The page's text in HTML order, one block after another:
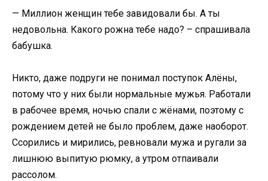
— Миллион женщин тебе завидовали бы. А ты
недовольна. Какого рожна тебе надо? – спрашивала
бабушка.
Никто, даже подруги не понимал поступок Алёны,
потому что у них были нормальные мужья. Работали
в рабочее время, ночью спали с жёнами, поэтому с
рождением детей не было проблем, даже наоборот.
Ссорились и мирились, ревновали мужа и ругали за
лишнюю выпитую рюмку, а утром отпаивали
рассолом.